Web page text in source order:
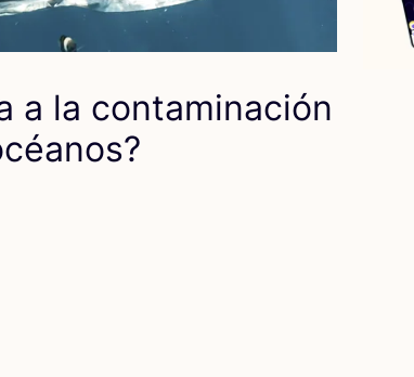
a la con­ta­mi­na­ción